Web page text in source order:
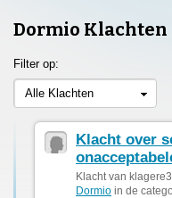
Dormio Klachten
Filter op:
Alle Klachten
Klacht over
Klacht van
Dormio in de